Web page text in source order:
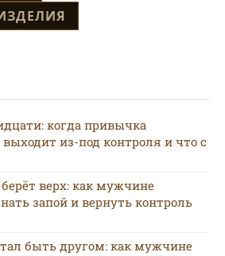
когда привычка
выходит из-под контроля и что с
верх: как мужчине
запой и вернуть контроль
быть другом: как мужчине